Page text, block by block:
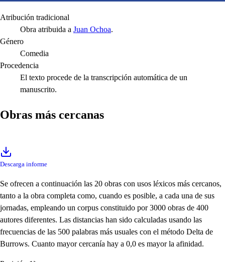
Atribución tradicional
Obra atribuida a Juan Ochoa.
Género
Comedia
Procedencia
El texto procede de la transcripción automática de un
manuscrito.
Obras más cercanas
Descarga informe
Se ofrecen a continuación las 20 obras con usos léxicos más cercanos,
tanto a la obra completa como, cuando es posible, a cada una de sus
jornadas, empleando un corpus constituido por 3000 obras de 400
autores diferentes. Las distancias han sido calculadas usando las
frecuencias de las 500 palabras más usuales con el método Delta de
Burrows. Cuanto mayor cercanía hay a 0,0 es mayor la afinidad.